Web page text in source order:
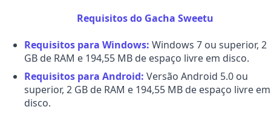
Requisitos do Gacha Sweetu
Requisitos para Windows: Windows 7 ou superior, 2
GB de RAM e 194,55 MB de espaço livre em disco.
Requisitos para Android: Versão Android 5.0 ou
superior, 2 GB de RAM e 194,55 MB de espaço livre em
disco.